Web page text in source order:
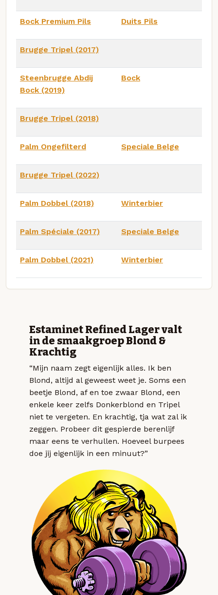
Bock Premium Pils Duits Pils
Brugge Tripel (2017)
Steenbrugge Abdij
Bock (2019)
Bock
Brugge Tripel (2018)
Palm Ongefilterd Speciale Belge
Brugge Tripel (2022)
Palm Dobbel (2018) Winterbier
Palm Spéciale (2017) Speciale Belge
Palm Dobbel (2021) Winterbier
Estaminet Refined Lager valt
in de smaakgroep Blond &
Krachtig
“Mijn naam zegt eigenlijk alles. Ik ben
Blond, altijd al geweest weet je. Soms een
beetje Blond, af en toe zwaar Blond, een
enkele keer zelfs Donkerblond en Tripel
niet te vergeten. En krachtig, tja wat zal ik
zeggen. Probeer dit gespierde berenlijf
maar eens te verhullen. Hoeveel burpees
doe jij eigenlijk in een minuut?”